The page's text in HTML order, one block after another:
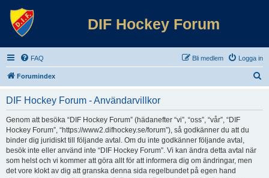
DIF Hockey Forum
FAQ Logga in
Bli medlem
Forumindex
DIF Hockey Forum - Användarvillkor
Genom att besöka “DIF Hockey Forum” (hädanefter “vi”, “oss”, “vår”, “DIF
Hockey Forum”, “https://www2.difhockey.se/forum”), så godkänner du att du
binder dig juridiskt till följande avtal. Om du inte godkänner följande avtal,
besök inte eller använd inte “DIF Hockey Forum”. Vi kan ändra detta avtal när
som helst och vi kommer att göra allt för att informera dig om ändringar, men
det vore klokt av dig att granska denna sida regelbundet på egen hand